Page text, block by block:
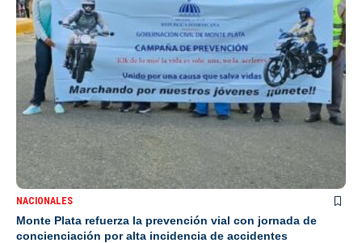
NACIONALES
Monte Plata refuerza la prevención vial con jornada de
concienciación por alta incidencia de accidentes